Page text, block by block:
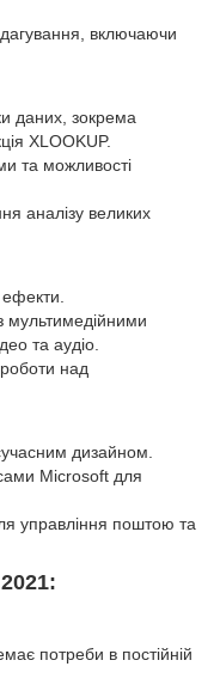
включаючи
даних, зокрема
XLOOKUP.
та можливості
аналізу великих
ефекти.
та аудіо.
над
дизайном.
Microsoft для
управління поштою та
потреби в постійній